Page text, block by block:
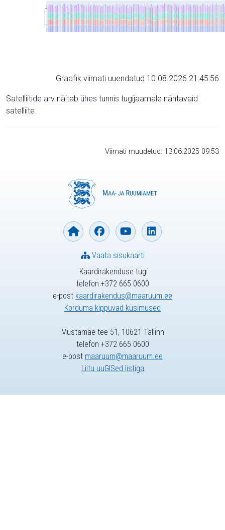
Graafik viimati uuendatud 10.08.2026 21:45:56
Satelliitide arv näitab ühes tunnis tugijaamale nähtavaid
satelliite.
Viimati muudetud: 13.06.2025 09:53
Kaardirakenduse tugi
telefon +372 665 0600
e-post kaardirakendus@maaruum.ee
Korduma kippuvad küsimused
Vaata sisukaarti
Mustamäe tee 51, 10621 Tallinn
telefon +372 665 0600
e-post maaruum@maaruum.ee
Liitu uuGISed listiga